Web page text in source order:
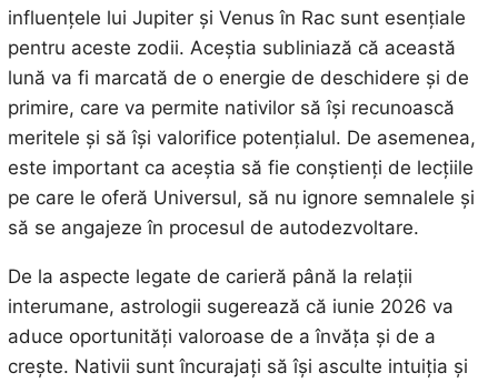
influențele lui Jupiter și Venus în Rac sunt esențiale
pentru aceste zodii. Aceștia subliniază că această
lună va fi marcată de o energie de deschidere și de
primire, care va permite nativilor să își recunoască
meritele și să își valorifice potențialul. De asemenea,
este important ca aceștia să fie conștienți de lecțiile
pe care le oferă Universul, să nu ignore semnalele și
să se angajeze în procesul de autodezvoltare.
De la aspecte legate de carieră până la relații
interumane, astrologii sugerează că iunie 2026 va
aduce oportunități valoroase de a învăța și de a
crește. Nativii sunt încurajați să își asculte intuiția și